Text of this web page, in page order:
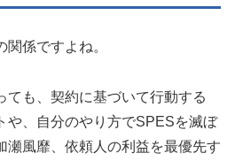
係ですよね。
ても、契約に基づいて行動する
や、自分のやり方でSPESを滅ぼ
瀬風靡、依頼人の利益を最優先す